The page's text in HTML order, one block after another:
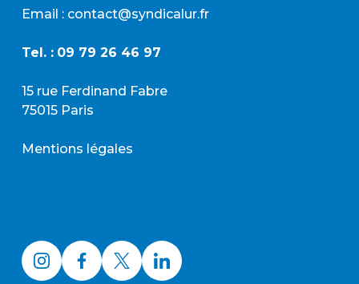
Email : contact@syndicalur.fr
Tel. : 09 79 26 46 97
15 rue Ferdinand Fabre
75015 Paris
Mentions légales